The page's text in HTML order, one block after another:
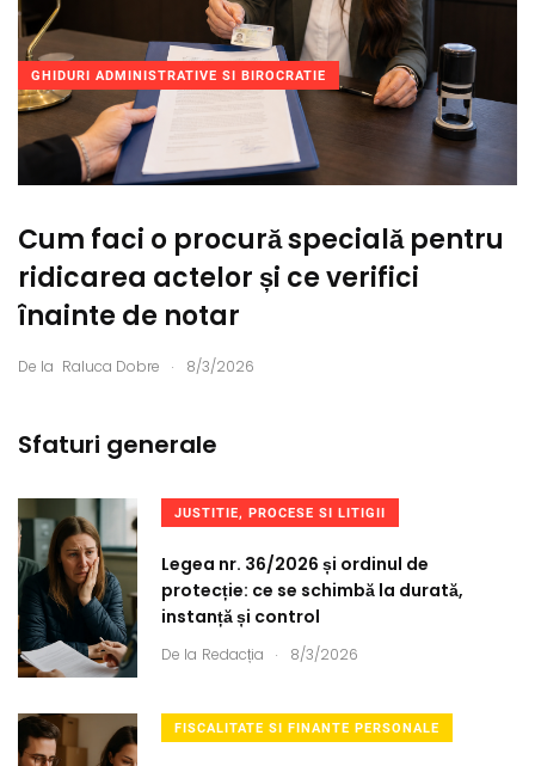
GHIDURI ADMINISTRATIVE SI BIROCRATIE
Cum faci o procură specială pentru
ridicarea actelor și ce verifici
înainte de notar
De la Raluca Dobre . 8/3/2026
Sfaturi generale
JUSTITIE, PROCESE SI LITIGII
Legea nr. 36/2026 și ordinul de
protecție: ce se schimbă la durată,
instanță și control
De la Redacția . 8/3/2026
FISCALITATE SI FINANTE PERSONALE